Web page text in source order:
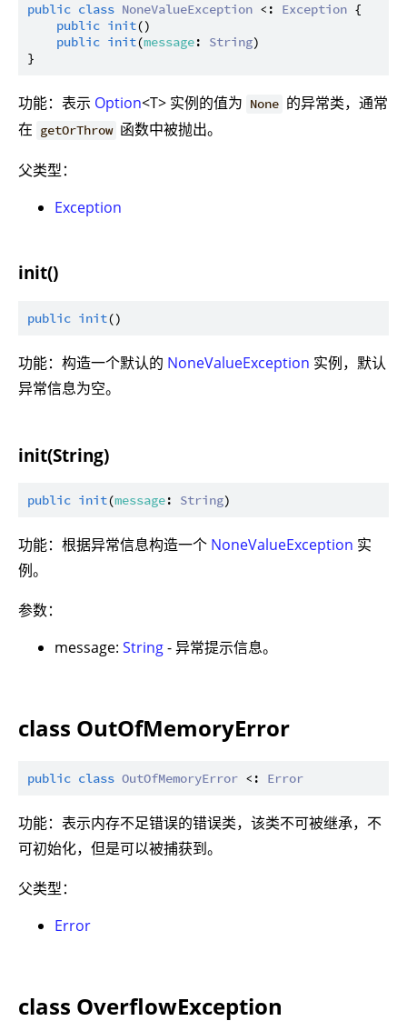
public class NoneValueException <: Exception {
public init()
public init(message: String)
功能：表示 Option<T> 实例的值为 None 的异常类，通常
在 getOrThrow 函数中被抛出。
父类型：
Exception
init()
public init
功能：构造一个默认的 NoneValueException 实例，默认
异常信息为空。
init(String)
public init(message: String
功能：根据异常信息构造一个 NoneValueException 实
例。
参数：
message: String- 异常提示信息。
class OutOfMemoryError
public class OutOfMemoryError <: Error
功能：表示内存不足错误的错误类，该类不可被继承，不
可初始化，但是可以被捕获到。
父类型：
Error
class OverflowException